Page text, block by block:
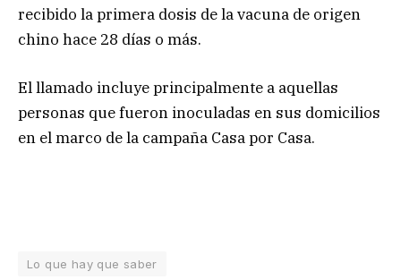
recibido la primera dosis de la vacuna de origen
chino hace 28 días o más.
El llamado incluye principalmente a aquellas
personas que fueron inoculadas en sus domicilios
en el marco de la campaña Casa por Casa.
Lo que hay que saber